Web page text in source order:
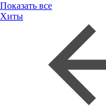
Показать все
Хиты